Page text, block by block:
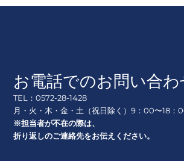
お電話でのお問い合わ
TEL：0572-28-1428
月・火・木・金・土（祝日除く）9：00〜18：
※担当者が不在の際は、
折り返しのご連絡先をお伝えください。